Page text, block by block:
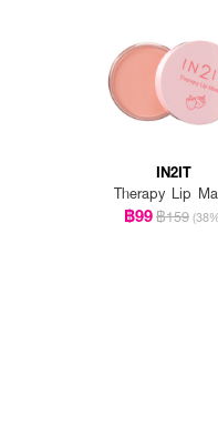
IN2IT
Therapy Lip
฿99฿159